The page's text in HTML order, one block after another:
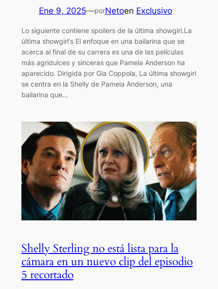
Ene 9, 2025—porNetoen Exclusivo
Lo siguiente contiene spoilers de la última showgirl.La
última showgirl‘s El enfoque en una bailarina que se
acerca al final de su carrera es una de las películas
más agridulces y sinceras que Pamela Anderson ha
aparecido. Dirigida por Gia Coppola, La última showgirl
se centra en la Shelly de Pamela Anderson, una
bailarina que…
Shelly Sterling no está lista para la
cámara en un nuevo clip del episodio
5 recortado